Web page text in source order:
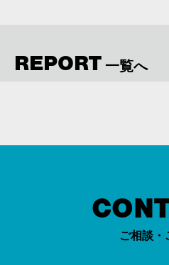
REPORT 一覧へ
ご相談・